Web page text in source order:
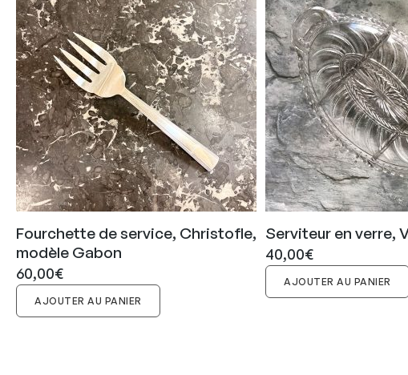
Fourchette de service, Christofle,
modèle Gabon
60,00€
AJOUTER AU PANIER
Serviteur en verre,
40,00€
AJOUTER AU PANIER